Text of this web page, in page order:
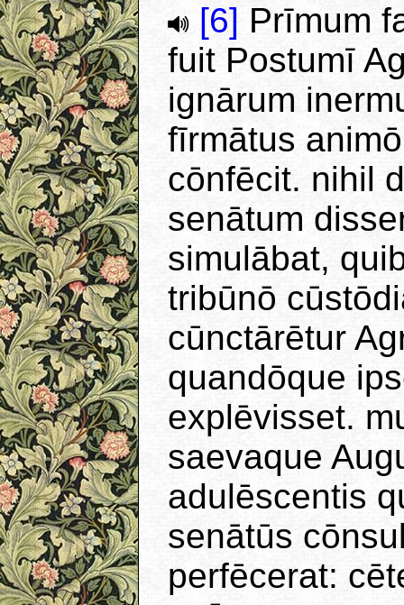
[6] Prīmum
fuit Postumī
ignārum
fīrmātus
cōnfēcit. nihil
senātum
simulābat,
tribūnō
cūnctārētur
quandōque
explēvisset.
saevaque
adulēscentis
senātūs
perfēcerat: